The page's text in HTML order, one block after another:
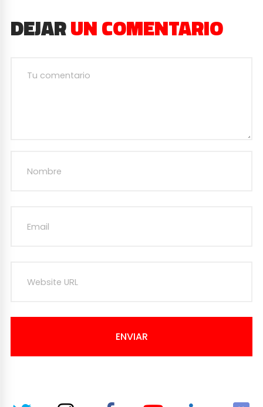
DEJARUN COMENTARIO
ENVIAR